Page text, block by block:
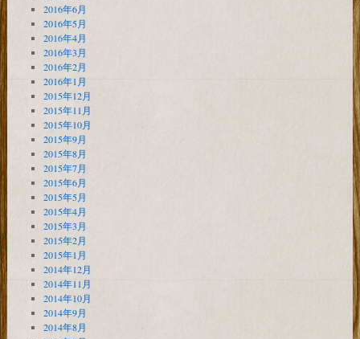
2016年6月
2016年5月
2016年4月
2016年3月
2016年2月
2016年1月
2015年12月
2015年11月
2015年10月
2015年9月
2015年8月
2015年7月
2015年6月
2015年5月
2015年4月
2015年3月
2015年2月
2015年1月
2014年12月
2014年11月
2014年10月
2014年9月
2014年8月